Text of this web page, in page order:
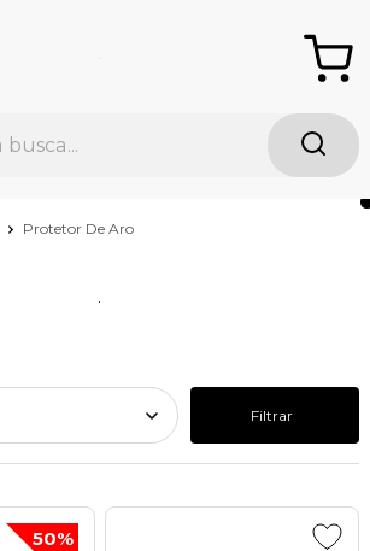
Protetor De Aro
Filtrar
50%